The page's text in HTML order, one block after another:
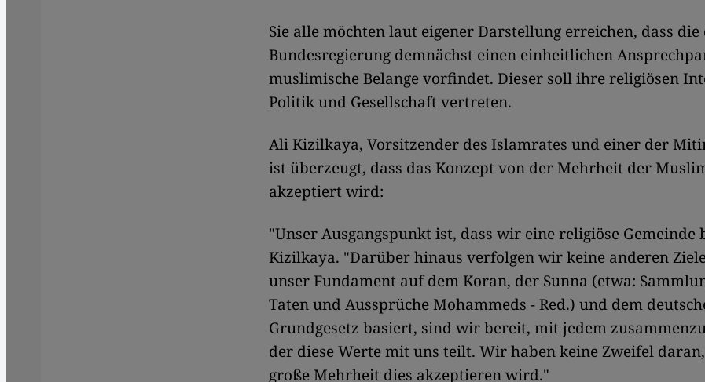
Sie alle möchten laut eigener Darstellung erreichen, dass die
Bundesregierung demnächst einen einheitlichen
muslimische Belange vorfindet. Dieser soll ihre religiösen
Politik und Gesellschaft vertreten.
Ali Kizilkaya, Vorsitzender des Islamrates und einer der
ist überzeugt, dass das Konzept von der Mehrheit der
akzeptiert wird:
"Unser Ausgangspunkt ist, dass wir eine religiöse Gemeinde
Kizilkaya. "Darüber hinaus verfolgen wir keine anderen
unser Fundament auf dem Koran, der Sunna (etwa:
Taten und Aussprüche Mohammeds - Red.) und dem
Grundgesetz basiert, sind wir bereit, mit jedem
der diese Werte mit uns teilt. Wir haben keine Zweifel
große Mehrheit dies akzeptieren wird."